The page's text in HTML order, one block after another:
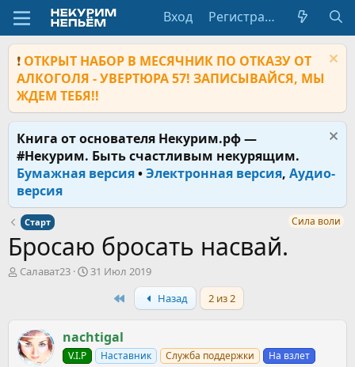
Вход Регистрация
❗ ОТКРЫТ НАБОР В МЕСЯЧНИК ПО ОТКАЗУ ОТ
АЛКОГОЛЯ - УВЕРТЮРА 57! ЗАПИСЫВАЙСЯ, МЫ
ЖДЕМ ТЕБЯ!!
Книга от основателя Некурим.рф —
#Некурим. Быть счастливым некурящим.
Бумажная версия•Электронная версия, Аудио-
версия
Старт Сила воли
Бросаю бросать насвай.
А
т
е
Салават23
Д
а
ч
31 Июл 2019
Назад 2 из 2
nachtigal
V.I.P Наставник Служба поддержки На взлет